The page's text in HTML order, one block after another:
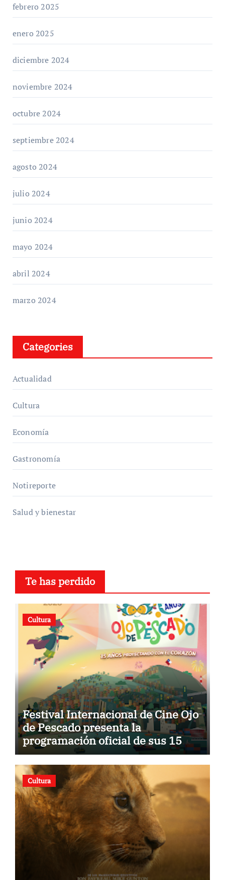
febrero 2025
enero 2025
diciembre 2024
noviembre 2024
octubre 2024
septiembre 2024
agosto 2024
julio 2024
junio 2024
mayo 2024
abril 2024
marzo 2024
Categories
Actualidad
Cultura
Economía
Gastronomía
Notireporte
Salud y bienestar
Te has perdido
Cultura
Festival Internacional de Cine Ojo
de Pescado presenta la
programación oficial de sus 15
años
Cultura